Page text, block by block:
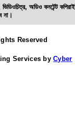
অডিও কনটেন্ট
না।
Reserved
Services byCyber